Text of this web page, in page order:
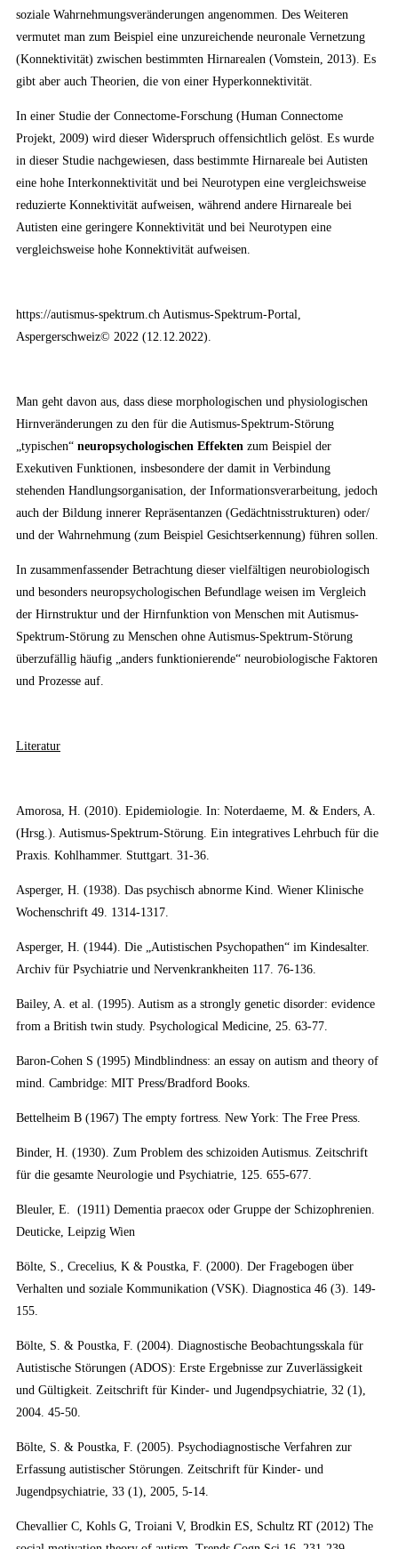
soziale Wahrnehmungsveränderungen angenommen. Des Weiteren
vermutet man zum Beispiel eine unzureichende neuronale Vernetzung
(Konnektivität) zwischen bestimmten Hirnarealen (Vomstein, 2013). Es
gibt aber auch Theorien, die von einer Hyperkonnektivität.
In einer Studie der Connectome-Forschung (Human Connectome
Projekt, 2009) wird dieser Widerspruch offensichtlich gelöst. Es wurde
in dieser Studie nachgewiesen, dass bestimmte Hirnareale bei Autisten
eine hohe Interkonnektivität und bei Neurotypen eine vergleichsweise
reduzierte Konnektivität aufweisen, während andere Hirnareale bei
Autisten eine geringere Konnektivität und bei Neurotypen eine
vergleichsweise hohe Konnektivität aufweisen.
https://autismus-spektrum.ch Autismus-Spektrum-Portal,
Aspergerschweiz© 2022 (12.12.2022).
Man geht davon aus, dass diese morphologischen und physiologischen
Hirnveränderungen zu den für die Autismus-Spektrum-Störung
„typischen“ neuropsychologischen Effekten zum Beispiel der
Exekutiven Funktionen, insbesondere der damit in Verbindung
stehenden Handlungsorganisation, der Informationsverarbeitung, jedoch
auch der Bildung innerer Repräsentanzen (Gedächtnisstrukturen) oder/
und der Wahrnehmung (zum Beispiel Gesichtserkennung) führen sollen.
In zusammenfassender Betrachtung dieser vielfältigen neurobiologisch
und besonders neuropsychologischen Befundlage weisen im Vergleich
der Hirnstruktur und der Hirnfunktion von Menschen mit Autismus-
Spektrum-Störung zu Menschen ohne Autismus-Spektrum-Störung
überzufällig häufig „anders funktionierende“ neurobiologische Faktoren
und Prozesse auf.
Literatur
Amorosa, H. (2010). Epidemiologie. In: Noterdaeme, M. & Enders, A.
(Hrsg.). Autismus-Spektrum-Störung. Ein integratives Lehrbuch für die
Praxis. Kohlhammer. Stuttgart. 31-36.
Asperger, H. (1938). Das psychisch abnorme Kind. Wiener Klinische
Wochenschrift 49. 1314-1317.
Asperger, H. (1944). Die „Autistischen Psychopathen“ im Kindesalter.
Archiv für Psychiatrie und Nervenkrankheiten 117. 76-136.
Bailey, A. et al. (1995). Autism as a strongly genetic disorder: evidence
from a British twin study. Psychological Medicine, 25. 63-77.
Baron-Cohen S (1995) Mindblindness: an essay on autism and theory of
mind. Cambridge: MIT Press/Bradford Books.
Bettelheim B (1967) The empty fortress. New York: The Free Press.
Binder, H. (1930). Zum Problem des schizoiden Autismus. Zeitschrift
für die gesamte Neurologie und Psychiatrie, 125. 655-677.
Bleuler, E. (1911) Dementia praecox oder Gruppe der Schizophrenien.
Deuticke, Leipzig Wien
Bölte, S., Crecelius, K & Poustka, F. (2000). Der Fragebogen über
Verhalten und soziale Kommunikation (VSK). Diagnostica 46 (3). 149-
155.
Bölte, S. & Poustka, F. (2004). Diagnostische Beobachtungsskala für
Autistische Störungen (ADOS): Erste Ergebnisse zur Zuverlässigkeit
und Gültigkeit. Zeitschrift für Kinder- und Jugendpsychiatrie, 32 (1),
2004. 45-50.
Bölte, S. & Poustka, F. (2005). Psychodiagnostische Verfahren zur
Erfassung autistischer Störungen. Zeitschrift für Kinder- und
Jugendpsychiatrie, 33 (1), 2005, 5-14.
Chevallier C, Kohls G, Troiani V, Brodkin ES, Schultz RT (2012) The